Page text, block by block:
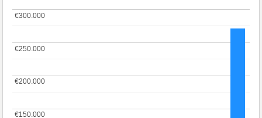
€150.000
€150.000
€200.000
€200.000
€250.000
€250.000
€300.000
€300.000